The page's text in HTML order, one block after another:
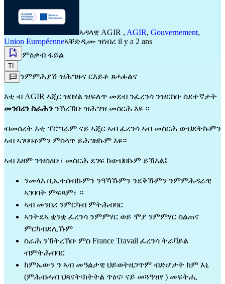
ኣዳላዊ AGIR , AGIR, Gouvernement,
Union Européenneኣቐድዲሙ ዝነበረ il y a 2 ans
ምዕቃብ ፋይል
TI
ንምምሕያሽ ዝሕግዙና ርእይቶ ጸሓፉልና
እቲ ብ AGIR ኣጂር ዝበሃል ዝፍለጥ መደብ ንፈረንሳ ንዝርከቡ ስደተኛታት
መንበሪን ስራሕን ንኽረኽቡ ዝሕግዝ መስርሕ እዩ ።
ብመሰረት እቲ ፕሮግራም ናይ ኣጂር ኣብ ፈረንሳ ኣብ መስርሕ ውህደትኩምን
ኣብ ኣገባባቶምን ምስላጥ ይሕግዘኩም እዩ።
ኣብ እዘም ንዝስዕቡ፣ መስርሕ ደገፍ ከውህበኩም ይኽእል፤
ንመላእ ቢኤተሰብኩምን ንዓኻኹምን ንደቅኹምን ንምምሕዳራዊ
ኣገባባት ምፍጻም፣ ።
ኣብ መንበሪ ንምርካብ ምትሕብባር
ኣንትደኣ ቋንቋ ፈረንሳ ንምምሃር ወይ ሞያ ንምምሃር ስልጠና
ምርካብደሊኹም
ስራሕ ንኽትረኽቡ ምስ France Travail ፈረንሳ ትራቫይል
ብምትሕብባር
ከምኡውን ን ኣብ መዓልታዊ ህይወትዘጋጥም ብድሆታት ከም እኒ
(ምሕብሓብ ህጻናት፡ክትትል ጥዕና፡ ናይ መጓዓዝየ ) መፍትሒ